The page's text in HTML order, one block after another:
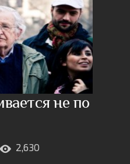
не по
2,630